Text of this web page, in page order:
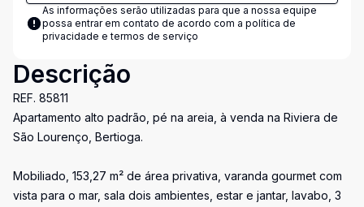
As informações serão utilizadas para que a nossa equipe
possa entrar em contato de acordo com a política de
privacidade e termos de serviço
Descrição
REF. 85811
Apartamento alto padrão, pé na areia, à venda na Riviera de
São Lourenço, Bertioga.
Mobiliado, 153,27 m² de área privativa, varanda gourmet com
vista para o mar, sala dois ambientes, estar e jantar, lavabo, 3